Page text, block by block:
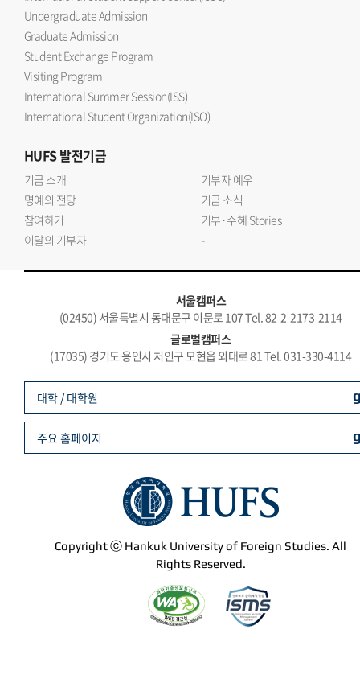
Undergraduate Admission
Graduate Admission
Student Exchange Program
Visiting Program
International Summer Session(ISS)
International Student Organization(ISO)
HUFS발전기금
기금 소개
기부자 예우
명예의 전당
기금 소식
참여하기
기부·수혜 Stories
이달의 기부자
-
서울캠퍼스
(02450) 서울특별시 동대문구 이문로 107 Tel. 82-2-2173-2114
글로벌캠퍼스
(17035) 경기도 용인시 처인구 모현읍 외대로 81 Tel. 031-330-4114
Copyright ⓒ Hankuk University of Foreign Studies. All
Rights Reserved.
대학 / 대학원
주요 홈페이지